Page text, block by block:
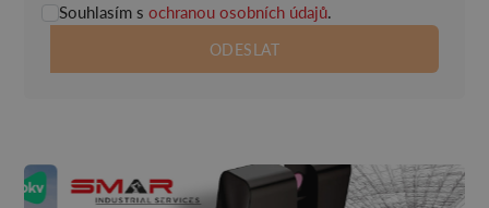
Souhlasím s ochranou osobních údajů.